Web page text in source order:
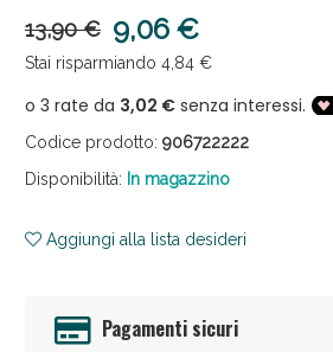
13,90 € 9,06 €
Stai risparmiando 4,84 €
Codice prodotto: 906722222
Disponibilità: In magazzino
Aggiungi alla lista desideri
Pagamenti sicuri